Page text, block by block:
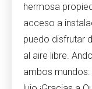
hermosa
acceso a
puedo disfrutar
al aire libre.
ambos